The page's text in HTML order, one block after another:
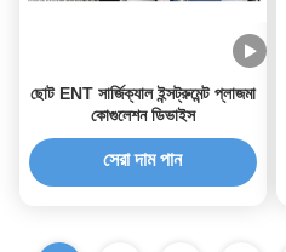
ছোট ENT সার্জিক্যাল ইন্সট্রুমেন্ট প্লাজমা
কোগুলেশন ডিভাইস
সেরা দাম পান